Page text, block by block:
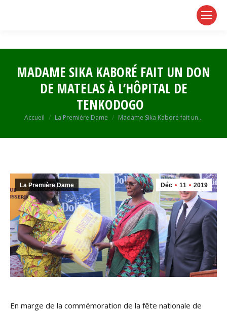
MADAME SIKA KABORÉ FAIT UN DON
DE MATELAS À L’HÔPITAL DE
TENKODOGO
Vous êtes ici :
Accueil La Première Dame Madame Sika Kaboré fait un…
Déc 11 2019
La Première Dame
En marge de la commémoration de la fête nationale de